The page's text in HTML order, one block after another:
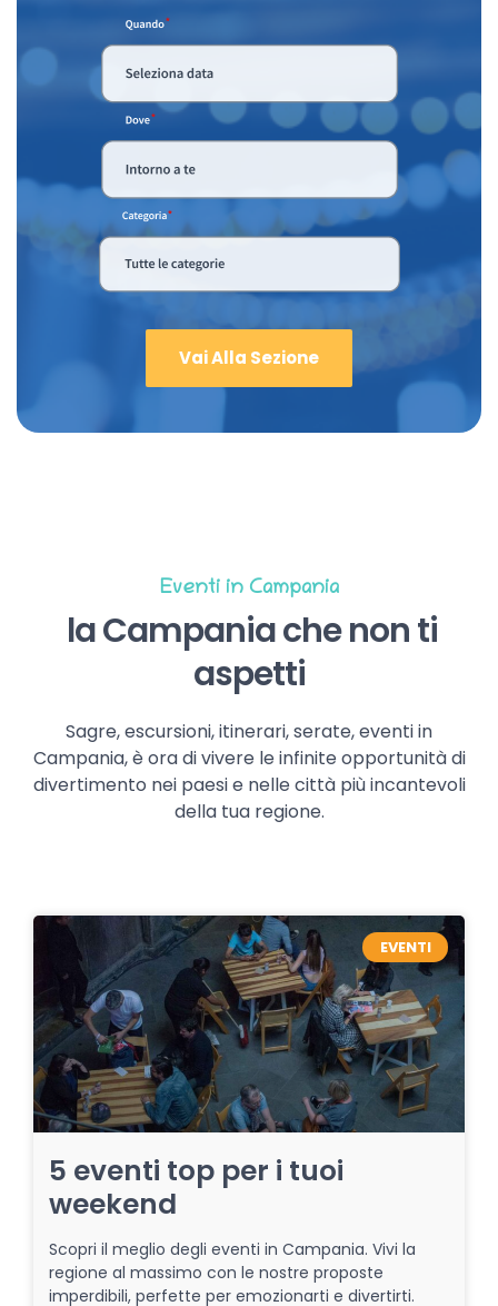
Vai Alla Sezione
Eventi in Campania
la Campania che non ti
aspetti
Sagre, escursioni, itinerari, serate, eventi in
Campania, è ora di vivere le infinite opportunità di
divertimento nei paesi e nelle città più incantevoli
della tua regione.
EVENTI
5 eventi top per i tuoi
weekend
Scopri il meglio degli eventi in Campania. Vivi la
regione al massimo con le nostre proposte
imperdibili, perfette per emozionarti e divertirti.